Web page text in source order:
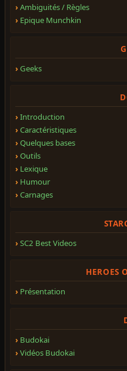
Ambiguités / Règles
Epique Munchkin
Geeks
Introduction
Caractéristiques
Quelques bases
Outils
Lexique
Humour
Carnages
SC2 Best Videos
HEROES
Présentation
Budokai
Vidéos Budokai